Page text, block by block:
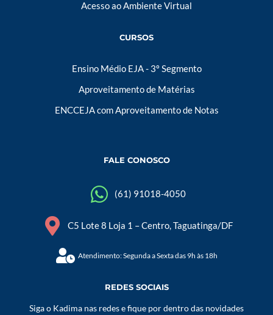
Acesso ao Ambiente Virtual
CURSOS
Ensino Médio EJA - 3º Segmento
Aproveitamento de Matérias
ENCCEJA com Aproveitamento de Notas
FALE CONOSCO
(61) 91018-4050
C5 Lote 8 Loja 1 – Centro, Taguatinga/DF
Atendimento: Segunda a Sexta das 9h às 18h
REDES SOCIAIS
Siga o Kadima nas redes e fique por dentro das novidades